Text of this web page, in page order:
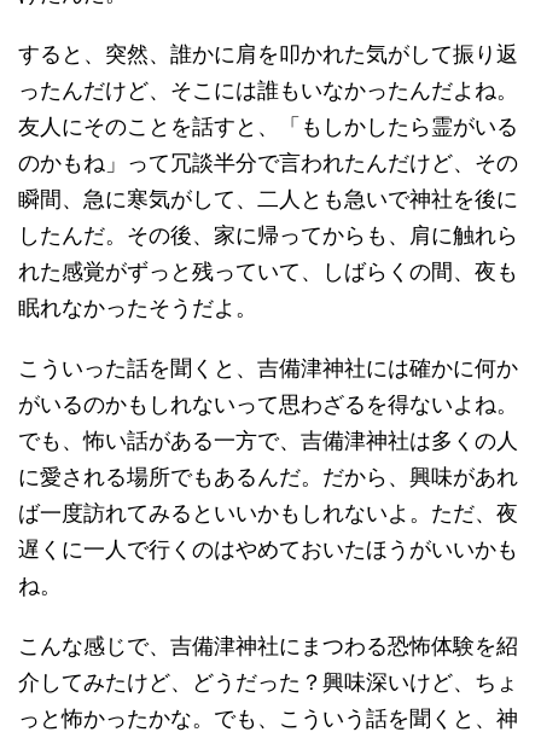
すると、突然、誰かに肩を叩かれた気がして振り返
ったんだけど、そこには誰もいなかったんだよね。
友人にそのことを話すと、「もしかしたら霊がいる
のかもね」って冗談半分で言われたんだけど、その
瞬間、急に寒気がして、二人とも急いで神社を後に
したんだ。その後、家に帰ってからも、肩に触れら
れた感覚がずっと残っていて、しばらくの間、夜も
眠れなかったそうだよ。
こういった話を聞くと、吉備津神社には確かに何か
がいるのかもしれないって思わざるを得ないよね。
でも、怖い話がある一方で、吉備津神社は多くの人
に愛される場所でもあるんだ。だから、興味があれ
ば一度訪れてみるといいかもしれないよ。ただ、夜
遅くに一人で行くのはやめておいたほうがいいかも
ね。
こんな感じで、吉備津神社にまつわる恐怖体験を紹
介してみたけど、どうだった？興味深いけど、ちょ
っと怖かったかな。でも、こういう話を聞くと、神